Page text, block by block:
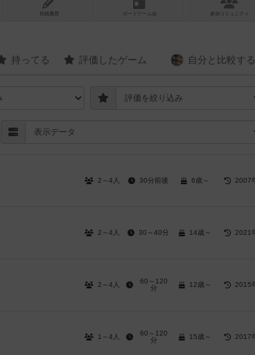
投稿履歴 ボ ドゲ ーム コミュニティ
持ってる 評価したゲーム 自分と 比較する
2～4人 30分前後 6歳～ 2007
2～4人 30～40分 14歳～ 2021
2～4人
60～120
分
12歳～ 2015
1～4人
60～120
分
15歳～ 2017